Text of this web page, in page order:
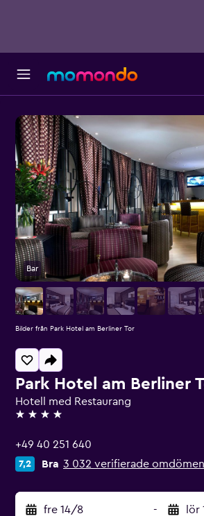
Park Hotel am Berliner
Hotell med Restaurang
4 stjärnor
+49 40 251 640
7,2 Bra 3 032 verifierade omdömen
fre 14/8 - lör
Bar
Bilder från Park Hotel am Berliner Tor